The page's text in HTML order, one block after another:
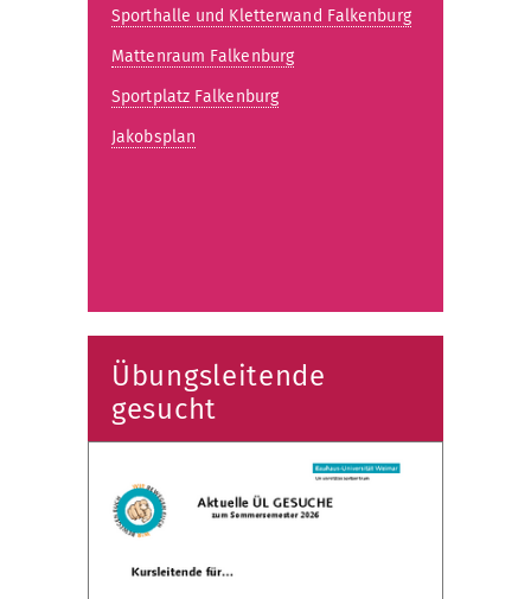
Sporthalle und Kletterwand Falkenburg
Mattenraum Falkenburg
Sportplatz Falkenburg
Jakobsplan
Übungsleitende
gesucht